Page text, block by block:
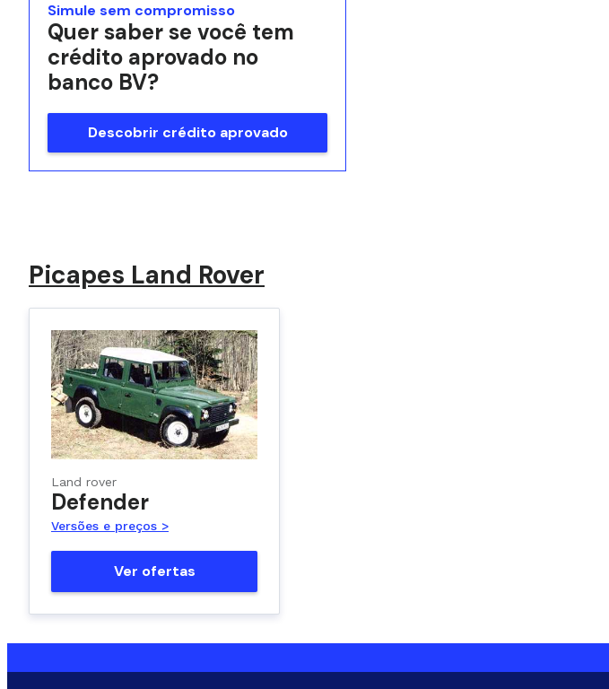
Simule sem compromisso
Quer saber se você tem
crédito aprovado no
banco BV?
Descobrir crédito aprovado
Picapes Land Rover
Land rover
Defender
Versões e preços >
Ver ofertas